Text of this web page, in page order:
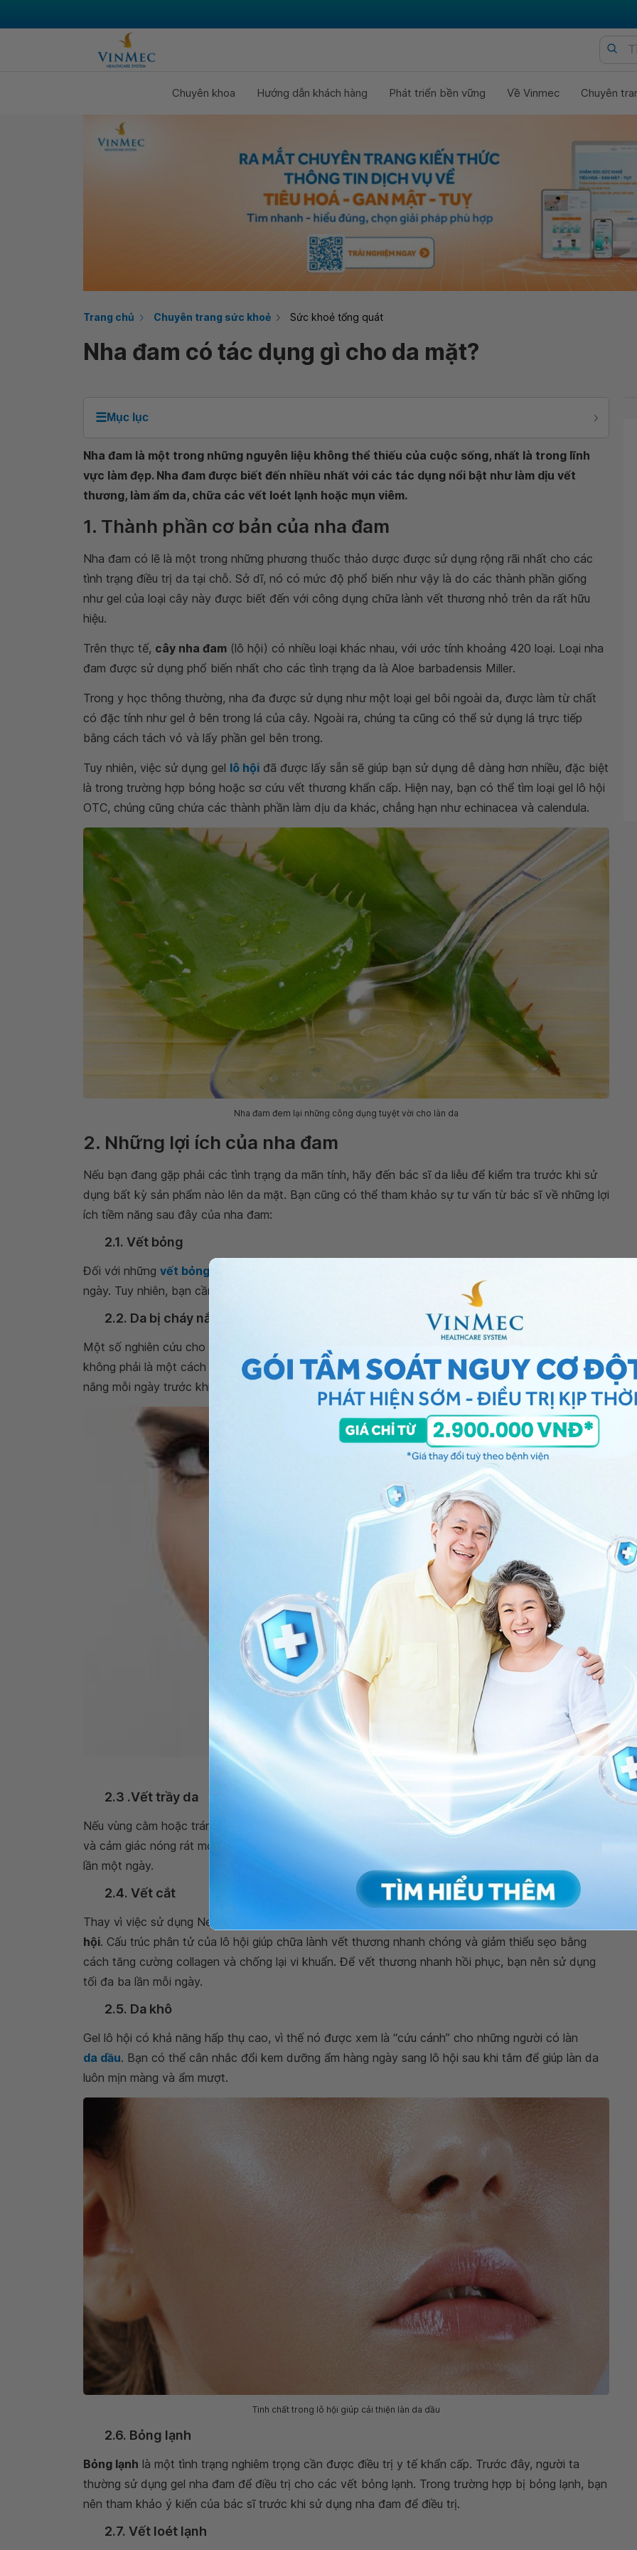
Chuyên khoa Hướng dẫn khách hàng Phát triển bền vững Về Vinmec Chuyên
Trang chủ Chuyên trang sức khoẻ Sức khoẻ tổng quát
Nha đam có tác dụng gì cho da mặt?
☰Mục lục
Nha đam là một trong những nguyên liệu không thể thiếu của cuộc sống, nhất là trong lĩnh
vực làm đẹp. Nha đam được biết đến nhiều nhất với các tác dụng nổi bật như làm dịu vết
thương, làm ẩm da, chữa các vết loét lạnh hoặc mụn viêm.
1. Thành phần cơ bản của nha đam
Nha đam có lẽ là một trong những phương thuốc thảo dược được sử dụng rộng rãi nhất cho các
tình trạng điều trị da tại chỗ. Sở dĩ, nó có mức độ phổ biến như vậy là do các thành phần giống
như gel của loại cây này được biết đến với công dụng chữa lành vết thương nhỏ trên da rất hữu
hiệu.
Trên thực tế, cây nha đam (lô hội) có nhiều loại khác nhau, với ước tính khoảng 420 loại. Loại nha
đam được sử dụng phổ biến nhất cho các tình trạng da là Aloe barbadensis Miller.
Trong y học thông thường, nha đa được sử dụng như một loại gel bôi ngoài da, được làm từ chất
có đặc tính như gel ở bên trong lá của cây. Ngoài ra, chúng ta cũng có thể sử dụng lá trực tiếp
bằng cách tách vỏ và lấy phần gel bên trong.
Tuy nhiên, việc sử dụng gel lô hội đã được lấy sẵn sẽ giúp bạn sử dụng dễ dàng hơn nhiều, đặc biệt
là trong trường hợp bỏng hoặc sơ cứu vết thương khẩn cấp. Hiện nay, bạn có thể tìm loại gel lô hội
OTC, chúng cũng chứa các thành phần làm dịu da khác, chẳng hạn như echinacea và calendula.
Nha đam đem lại những công dụng tuyệt vời cho làn da
2. Những lợi ích của nha đam
Nếu bạn đang gặp phải các tình trạng da mãn tính, hãy đến bác sĩ da liễu để kiểm tra trước khi sử
dụng bất kỳ sản phẩm nào lên da mặt. Bạn cũng có thể tham khảo sự tư vấn từ bác sĩ về những lợi
ích tiềm năng sau đây của nha đam:
2.1. Vết bỏng
Đối với những vết bỏng
ngày. Tuy nhiên, bạn cần lưu ý phải bảo vệ vùng da bị bỏng bằng gạc.
2.2. Da bị cháy nắng
Một số nghiên cứu cho thấy nha đam có khả năng làm dịu vùng
không phải là một cách hiệu quả để ngăn ngừa cháy nắng, vì vậy hãy đảm bảo bạn mặc áo chống
nắng mỗi ngày trước khi ra ngoài.
Lô hội có tác dụng tuyệt vời đối với làn da bị cháy nắng
2.3 .Vết trầy da
Nếu vùng cằm hoặc trán bị trầy xước, bạn có thể thoa lô hội lên vùng da đó để làm giảm cơn đau
và cảm giác nóng rát một cách nhanh chóng. Để đạt được hiệu quả cao, bạn nên sử dụng lô hội ba
lần một ngày.
2.4. Vết cắt
Thay vì việc sử dụng Neosporin cho một vết cắt nhỏ trên da, bạn có thể thử chuyển sang dùng
hội. Cấu trúc phân tử của lô hội giúp chữa lành vết thương nhanh chóng và giảm thiểu sẹo bằng
cách tăng cường collagen và chống lại vi khuẩn. Để vết thương nhanh hồi phục, bạn nên sử dụng
tối đa ba lần mỗi ngày.
2.5. Da khô
Gel lô hội có khả năng hấp thụ cao, vì thế nó được xem là “cứu cánh” cho những người có làn
da dầu. Bạn có thể cân nhắc đổi kem dưỡng ẩm hàng ngày sang lô hội sau khi tắm để giúp làn da
luôn mịn màng và ẩm mượt.
Tinh chất trong lô hội giúp cải thiện làn da dầu
2.6. Bỏng lạnh
Bỏng lạnh là một tình trạng nghiêm trọng cần được điều trị y tế khẩn cấp. Trước đây, người ta
thường sử dụng gel nha đam để điều trị cho các vết bỏng lạnh. Trong trường hợp bị bỏng lạnh, bạn
nên tham khảo ý kiến của bác sĩ trước khi sử dụng nha đam để điều trị.
2.7. Vết loét lạnh